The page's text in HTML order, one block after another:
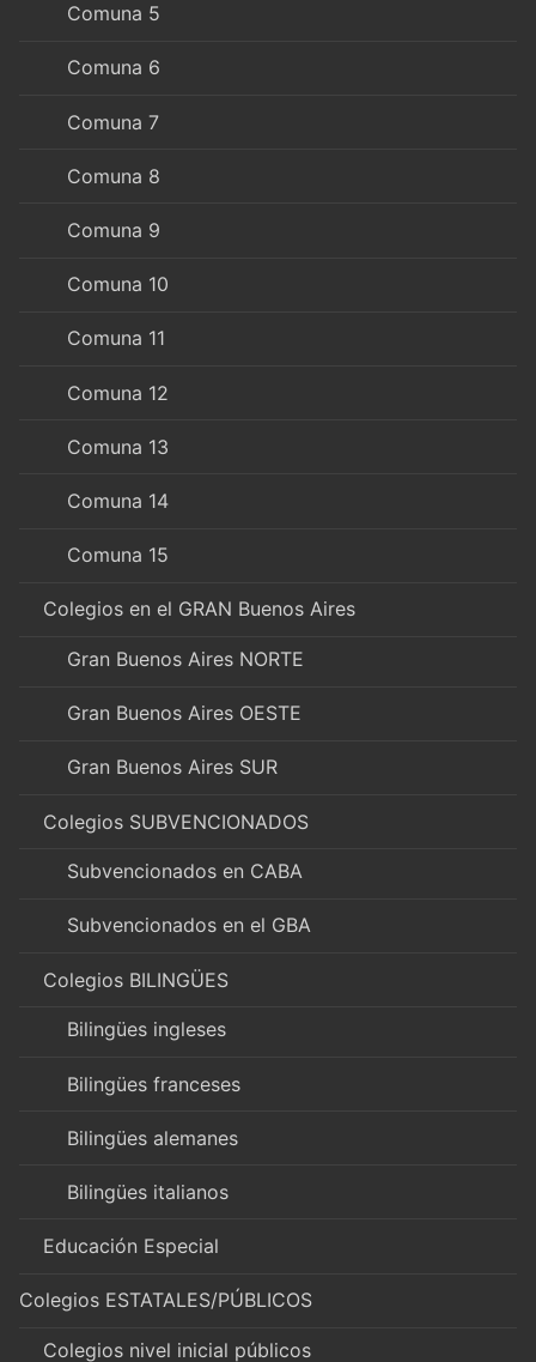
Comuna 5
Comuna 6
Comuna 7
Comuna 8
Comuna 9
Comuna 10
Comuna 11
Comuna 12
Comuna 13
Comuna 14
Comuna 15
Colegios en el GRAN Buenos Aires
Gran Buenos Aires NORTE
Gran Buenos Aires OESTE
Gran Buenos Aires SUR
Colegios SUBVENCIONADOS
Subvencionados en CABA
Subvencionados en el GBA
Colegios BILINGÜES
Bilingües ingleses
Bilingües franceses
Bilingües alemanes
Bilingües italianos
Educación Especial
Colegios ESTATALES/PÚBLICOS
Colegios nivel inicial públicos